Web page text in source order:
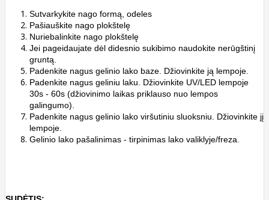
Sutvarkykite nago formą, odeles
Pašiauškite nago plokštelę
Nuriebalinkite nago plokštelę
Jei pageidaujate dėl didesnio sukibimo naudokite nerūgštinį
gruntą.
Padenkite nagus gelinio lako baze. Džiovinkite ją lempoje.
Padenkite nagus geliniu laku. Džiovinkite UV/LED lempoje
30s - 60s (džiovinimo laikas priklauso nuo lempos
galingumo).
Padenkite nagus gelinio lako viršutiniu sluoksniu. Džiovinkite jį
lempoje.
Gelinio lako pašalinimas - tirpinimas lako valiklyje/freza.